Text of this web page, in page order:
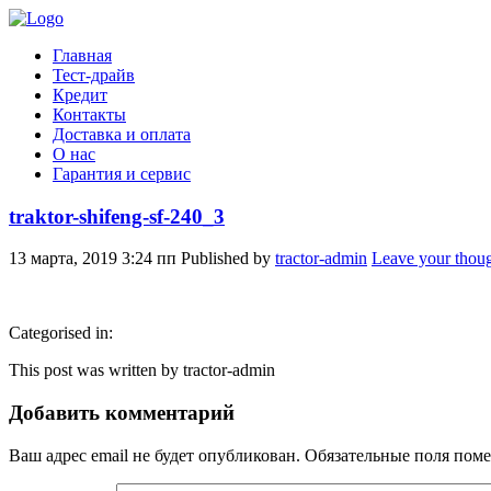
Главная
Тест-драйв
Кредит
Контакты
Доставка и оплата
О нас
Гарантия и сервис
traktor-shifeng-sf-240_3
13 марта, 2019 3:24 пп Published by tractor-admin Leave your
Categorised in:
This post was written by tractor-admin
Добавить комментарий
Ваш адрес email не будет опубликован. Обязательные поля